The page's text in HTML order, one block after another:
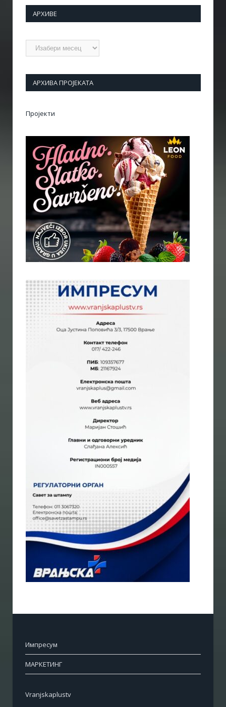
АРХИВЕ
Архиве
АРХИВА ПРОЈЕКАТА
Пројекти
Импресум
МАРКЕТИНГ
Vranjskaplustv